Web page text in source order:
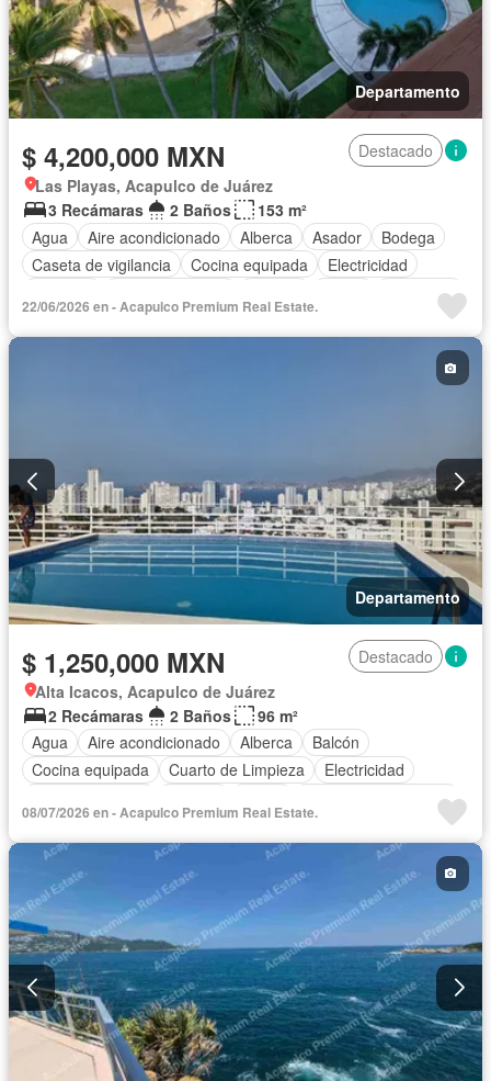
Departamento
$ 4,200,000 MXN
Destacado
Las Playas, Acapulco de Juárez
3 Recámaras
2 Baños
153 m²
Agua
Aire acondicionado Alberca Asador
Bodega
Caseta de vigilancia
Cocina equipada
Electricidad
Despacho
Recámara con closet
Sala polivalente
22/06/2026 en - Acapulco Premium Real Estate.
Departamento
$ 1,250,000 MXN
Destacado
Alta Icacos, Acapulco de Juárez
2 Recámaras
2 Baños
96 m²
Agua
Aire acondicionado Alberca
Balcón
Cocina equipada
Cuarto de Limpieza
Electricidad
Recámara con closet
Televisión por cable
Terraza Vista panorámica
Zonas verdes
Sin amueblar
08/07/2026 en - Acapulco Premium Real Estate.